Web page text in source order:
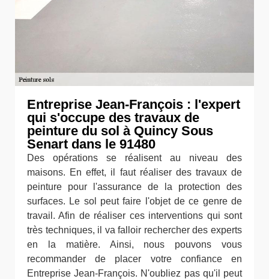
Entreprise Jean-François : l'expert
qui s'occupe des travaux de
peinture du sol à Quincy Sous
Senart dans le 91480
Des opérations se réalisent au niveau des
maisons. En effet, il faut réaliser des travaux de
peinture pour l'assurance de la protection des
surfaces. Le sol peut faire l'objet de ce genre de
travail. Afin de réaliser ces interventions qui sont
très techniques, il va falloir rechercher des experts
en la matière. Ainsi, nous pouvons vous
recommander de placer votre confiance en
Entreprise Jean-François. N'oubliez pas qu'il peut